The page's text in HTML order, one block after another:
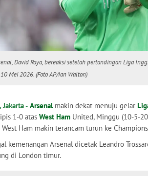
David Raya, bereaksi setelah pertandingan Liga
Mei 2026. (Foto AP/Ian Walton)
Jakarta - Arsenalmakin dekat menuju gelar
1-0 atas West Ham United, Minggu (10-5-
Ham makin terancam turun ke
kemenangan Arsenal dicetak Leandro
di London timur.